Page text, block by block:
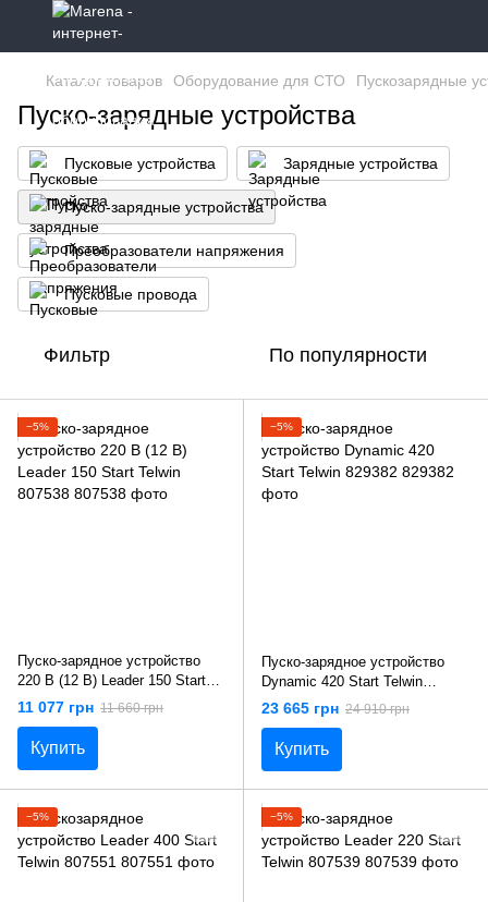
Каталог товаров Оборудование для СТО Пускозарядные
Пуско-зарядные устройства
Пусковые устройства Зарядные устройства
Пуско-зарядные устройства
Преобразователи напряжения
Пусковые провода
Фильтр По популярности
−5%
Пуско-зарядное устройство
220 В (12 В) Leader 150 Start
Telwin 807538
11 077 грн 11 660 грн
Купить
−5%
Пуско-зарядное устройство
Dynamic 420 Start Telwin
829382
23 665 грн 24 910 грн
Купить
−5% −5%